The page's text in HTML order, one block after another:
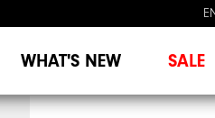
WHAT'S NEW SALE